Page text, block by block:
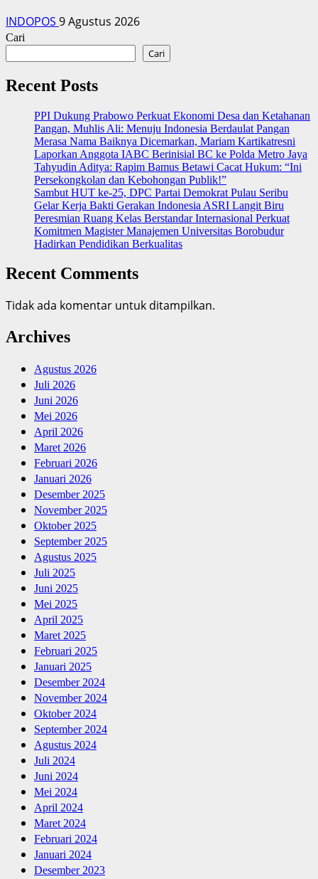
INDOPOS 9 Agustus 2026
Cari
Cari
Recent Posts
PPI Dukung Prabowo Perkuat Ekonomi Desa dan Ketahanan
Pangan, Muhlis Ali: Menuju Indonesia Berdaulat Pangan
‎Merasa Nama Baiknya Dicemarkan, Mariam Kartikatresni
Laporkan Anggota IABC Berinisial BC ke Polda Metro Jaya
‎Tahyudin Aditya: Rapim Bamus Betawi Cacat Hukum: “Ini
Persekongkolan dan Kebohongan Publik!”
‎Sambut HUT ke-25, DPC Partai Demokrat Pulau Seribu
Gelar Kerja Bakti Gerakan Indonesia ASRI Langit Biru
Peresmian Ruang Kelas Berstandar Internasional Perkuat
Komitmen Magister Manajemen Universitas Borobudur
Hadirkan Pendidikan Berkualitas
Recent Comments
Tidak ada komentar untuk ditampilkan.
Archives
Agustus 2026
Juli 2026
Juni 2026
Mei 2026
April 2026
Maret 2026
Februari 2026
Januari 2026
Desember 2025
November 2025
Oktober 2025
September 2025
Agustus 2025
Juli 2025
Juni 2025
Mei 2025
April 2025
Maret 2025
Februari 2025
Januari 2025
Desember 2024
November 2024
Oktober 2024
September 2024
Agustus 2024
Juli 2024
Juni 2024
Mei 2024
April 2024
Maret 2024
Februari 2024
Januari 2024
Desember 2023